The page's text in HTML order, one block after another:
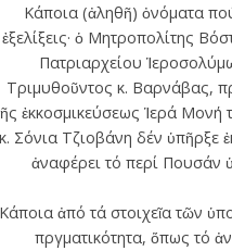
Κάποια (ἀληθῆ) ὀνόματα
ἐξελίξεις· ὁ Μητροπολίτης
Πατριαρχείου
Τριμυθοῦντος κ. Βαρνάβας,
ἐκκοσμικεύσεως Ἱερά Μονή
κ. Σόνια Τζιοβάνη δέν
ἀναφέρει τό περί Πουσάν
Κάποια ἀπό τά στοιχεῖα τῶν
πργματικότητα, ὅπως τό